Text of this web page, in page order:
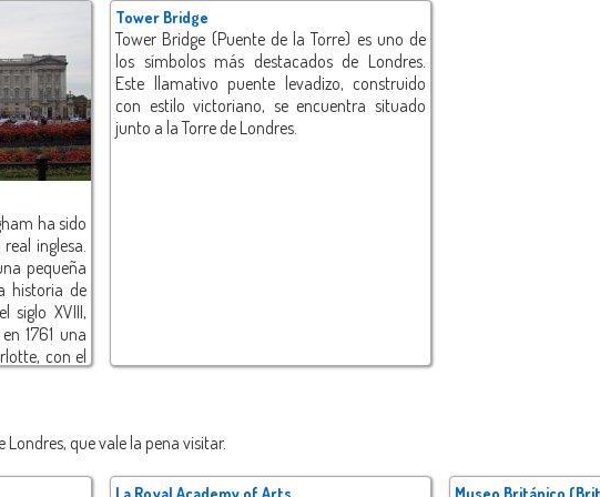
ha sido
inglesa.
pequeña
historia de
siglo XVIII,
1761 una
con el
de St
En
la casa y
Tower Bridge
Tower Bridge (Puente de la Torre) es uno de
los símbolos más destacados de Londres.
Este llamativo puente levadizo, construido
con estilo victoriano, se encuentra situado
junto a la Torre de Londres.
Londres, que vale la pena visitar.
La Royal Academy of Arts Museo Británico